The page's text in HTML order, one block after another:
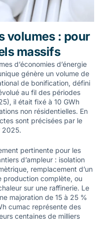
volumes : pour
massifs
d’économies d’énergie
génère un volume de
de bonification, défini
au fil des périodes
il était fixé à 10 GWh
non résidentielles. En
sont précisées par le
2025.
pertinente pour les
d’ampleur : isolation
remplacement d’un
production complète, ou
sur une raffinerie. Le
majoration de 15 à 25 %
cumac représente des
centaines de milliers